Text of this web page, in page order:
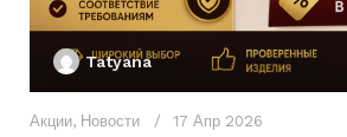
ДЛЯ КОГО Женщинам БРЕНД
Tatyana
Акции, Новости 17 Апр 2026